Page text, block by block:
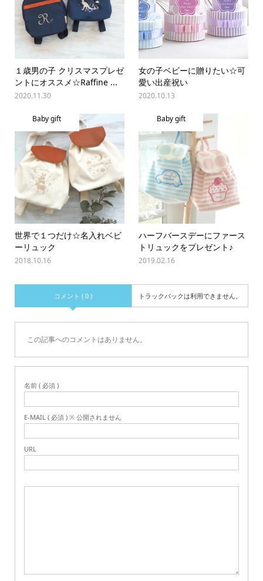
１歳男の子 クリスマスプレゼ
ントにオススメ☆Raffine ...
2020.11.30
女の子ベビーに贈りたい☆可
愛い出産祝い
2020.10.13
Baby gift
世界で１つだけ☆名入れベビ
ーリュック
2018.10.16
Baby gift
ハーフバースデーにファース
トリュックをプレゼント♪
2019.02.16
コメント ( 0 ) トラックバックは利用できません。
この記事へのコメントはありません。
名前 ( 必須 )
E-MAIL ( 必須 ) ※ 公開されません
URL